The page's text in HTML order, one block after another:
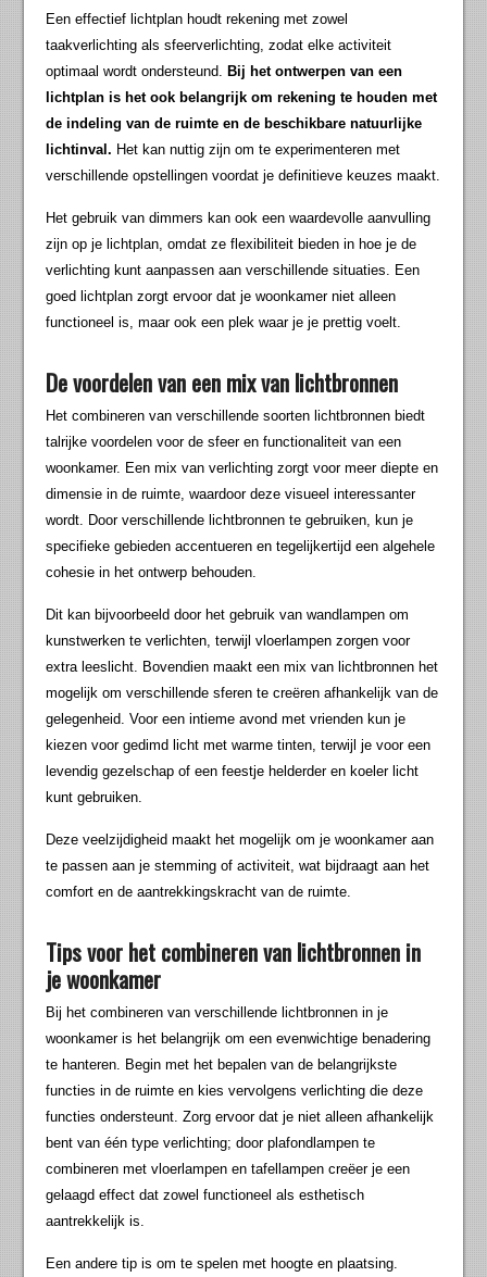
Een effectief lichtplan houdt rekening met zowel
taakverlichting als sfeerverlichting, zodat elke activiteit
optimaal wordt ondersteund.
Bij het ontwerpen van een
lichtplan is het ook belangrijk om rekening te houden met
de indeling van de ruimte en de beschikbare natuurlijke
lichtinval. Het kan nuttig zijn om te experimenteren met
verschillende opstellingen voordat je definitieve keuzes maakt.
Het gebruik van dimmers kan ook een waardevolle aanvulling
zijn op je lichtplan, omdat ze flexibiliteit bieden in hoe je de
verlichting kunt aanpassen aan verschillende situaties. Een
goed lichtplan zorgt ervoor dat je woonkamer niet alleen
functioneel is, maar ook een plek waar je je prettig voelt.
De voordelen van een mix van lichtbronnen
Het combineren van verschillende soorten lichtbronnen biedt
talrijke voordelen voor de sfeer en functionaliteit van een
woonkamer. Een mix van verlichting zorgt voor meer diepte en
dimensie in de ruimte, waardoor deze visueel interessanter
wordt. Door verschillende lichtbronnen te gebruiken, kun je
specifieke gebieden accentueren en tegelijkertijd een algehele
cohesie in het ontwerp behouden.
Dit kan bijvoorbeeld door het gebruik van wandlampen om
kunstwerken te verlichten, terwijl vloerlampen zorgen voor
extra leeslicht. Bovendien maakt een mix van lichtbronnen het
mogelijk om verschillende sferen te creëren afhankelijk van de
gelegenheid. Voor een intieme avond met vrienden kun je
kiezen voor gedimd licht met warme tinten, terwijl je voor een
levendig gezelschap of een feestje helderder en koeler licht
kunt gebruiken.
Deze veelzijdigheid maakt het mogelijk om je woonkamer aan
te passen aan je stemming of activiteit, wat bijdraagt aan het
comfort en de aantrekkingskracht van de ruimte.
Tips voor het combineren van lichtbronnen in
je woonkamer
Bij het combineren van verschillende lichtbronnen in je
woonkamer is het belangrijk om een evenwichtige benadering
te hanteren. Begin met het bepalen van de belangrijkste
functies in de ruimte en kies vervolgens verlichting die deze
functies ondersteunt. Zorg ervoor dat je niet alleen afhankelijk
bent van één type verlichting; door plafondlampen te
combineren met vloerlampen en tafellampen creëer je een
gelaagd effect dat zowel functioneel als esthetisch
aantrekkelijk is.
Een andere tip is om te spelen met hoogte en plaatsing.